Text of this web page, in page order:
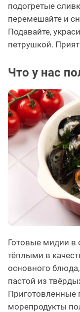
подогретые
перемешайте и
Подавайте,
петрушкой.
Что у нас
Готовые мидии в
тёплыми в
основного
пастой из
морепродукты